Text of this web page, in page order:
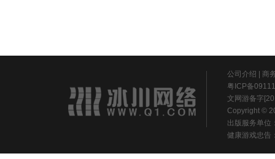
公司介绍
商
粤ICP备
文网游备字
Copyright ©
出版服务单位
健康游戏忠告